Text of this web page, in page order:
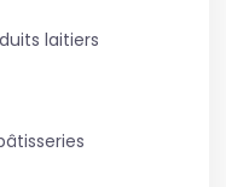
laitiers